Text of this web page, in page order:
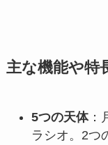
主な機能や特
5つの天体：
ラシオ。2つ